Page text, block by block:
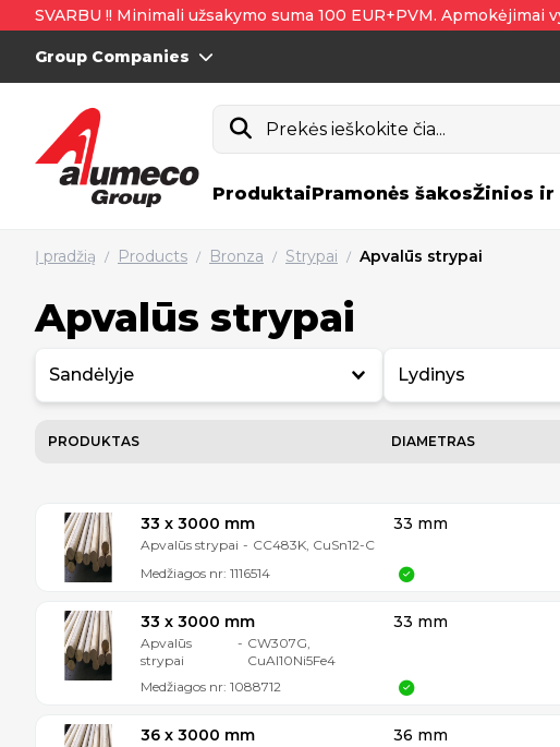
SVARBU !! Minimali užsakymo suma 100 EUR+PVM.
Group Companies
Prekės ieškokite čia...
ProduktaiPramonės šakosŽinios ir
Į pradžią / Products / Bronza / Strypai / Apvalūs strypai
Apvalūs strypai
Sandėlyje Lydinys
PRODUKTAS DIAMETRAS
33 x 3000 mm
Apvalūs strypai - CC483K, CuSn12-C
Medžiagos nr: 1116514
33 mm
33 x 3000 mm
Apvalūs
strypai
- CW307G,
CuAl10Ni5Fe4
Medžiagos nr: 1088712
33 mm
36 x 3000 mm 36 mm